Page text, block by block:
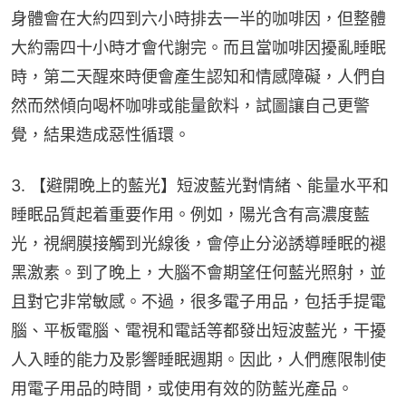
身體會在大約四到六小時排去一半的咖啡因，但整體
大約需四十小時才會代謝完。而且當咖啡因擾亂睡眠
時，第二天醒來時便會產生認知和情感障礙，人們自
然而然傾向喝杯咖啡或能量飲料，試圖讓自己更警
覺，結果造成惡性循環。
3. 【避開晚上的藍光】短波藍光對情緒、能量水平和
睡眠品質起着重要作用。例如，陽光含有高濃度藍
光，視網膜接觸到光線後，會停止分泌誘導睡眠的褪
黑激素。到了晚上，大腦不會期望任何藍光照射，並
且對它非常敏感。不過，很多電子用品，包括手提電
腦、平板電腦、電視和電話等都發出短波藍光，干擾
人入睡的能力及影響睡眠週期。因此，人們應限制使
用電子用品的時間，或使用有效的防藍光產品。